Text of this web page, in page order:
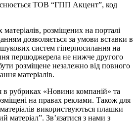
ТОВ “ГПП Акцент”, код
розміщених на порталі
дозволяється за умови вставки в
систем гіперпосилання на
першоджерела не нижче другого
розміщене незалежно від повного
матеріалів.
в рубриках «Новини компаній» та
на правах реклами. Також для
використвуються плашки
матеріал”. Зв’язатися з нами з